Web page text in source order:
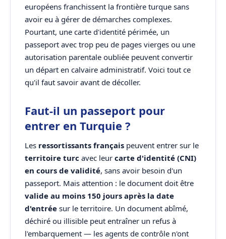
européens franchissent la frontière turque sans
avoir eu à gérer de démarches complexes.
Pourtant, une carte d'identité périmée, un
passeport avec trop peu de pages vierges ou une
autorisation parentale oubliée peuvent convertir
un départ en calvaire administratif. Voici tout ce
qu'il faut savoir avant de décoller.
Faut-il un passeport pour
entrer en Turquie ?
Les ressortissants français peuvent entrer sur le
territoire turc avec leur carte d'identité (CNI)
en cours de validité, sans avoir besoin d'un
passeport. Mais attention : le document doit être
valide au moins 150 jours après la date
d'entrée sur le territoire. Un document abîmé,
déchiré ou illisible peut entraîner un refus à
l'embarquement — les agents de contrôle n'ont